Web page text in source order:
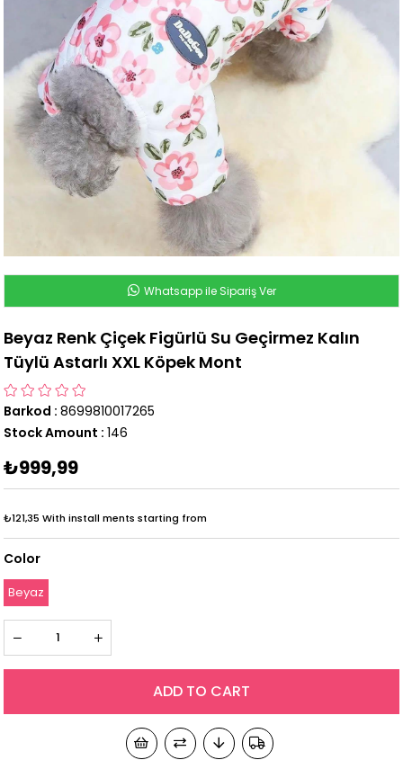
Whatsapp ile Sipariş Ver
Beyaz Renk Çiçek Figürlü Su Geçirmez Kalın
Tüylü Astarlı XXL Köpek Mont
Barkod : 8699810017265
Stock Amount : 146
₺999,99
₺121,35 With install ments starting from
Color
Beyaz